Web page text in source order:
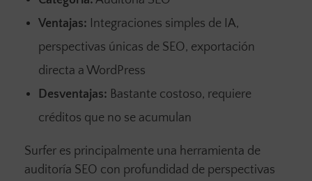
Ventajas: Integraciones simples de IA,
perspectivas únicas de SEO, exportación
directa a WordPress
Desventajas: Bastante costoso, requiere
créditos que no se acumulan
Surfer es principalmente una herramienta de
auditoría SEO con profundidad de perspectivas